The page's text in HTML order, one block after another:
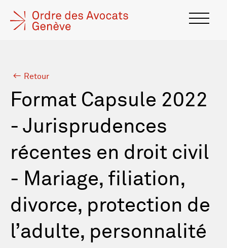
Retour
Format Capsule 2022
- Jurisprudences
récentes en droit civil
- Mariage, filiation,
divorce, protection de
l’adulte, personnalité